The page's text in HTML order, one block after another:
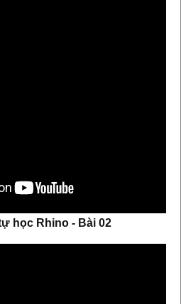
học Rhino - Bài 02